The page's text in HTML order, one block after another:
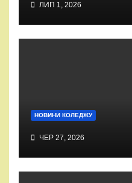
ЛИП 1, 2026
НОВИНИ КОЛЕДЖУ
ЧЕР 27, 2026